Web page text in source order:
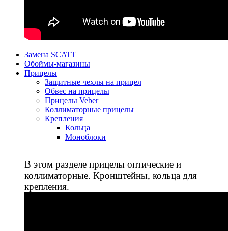
Замена SCATT
Обоймы-магазины
Прицелы
Защитные чехлы на прицел
Обвес на прицелы
Прицелы Veber
Коллиматорные прицелы
Крепления
Кольца
Моноблоки
В этом разделе прицелы оптические и
коллиматорные. Кронштейны, кольца для
крепления.